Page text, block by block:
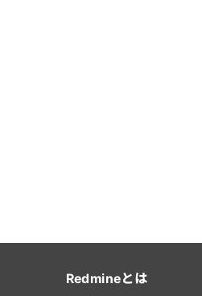
Redmineとは